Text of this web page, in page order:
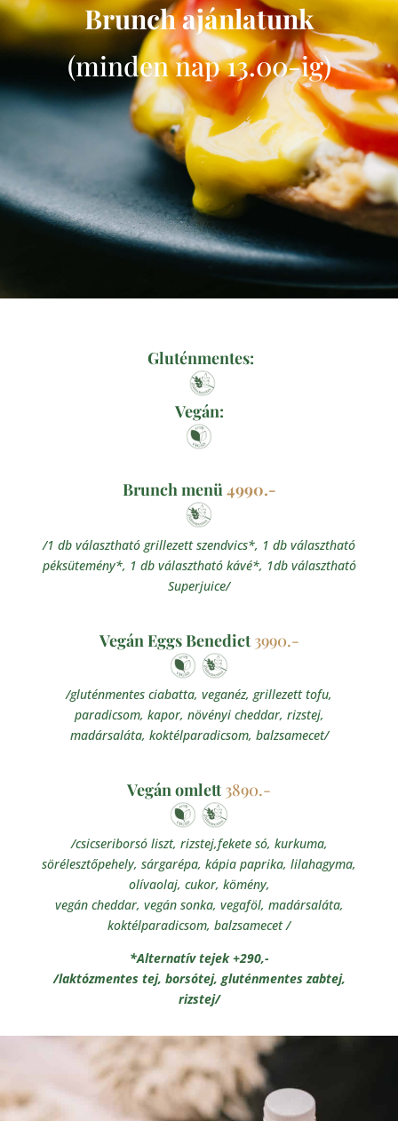
Brunch ajánlatunk
(minden nap 13.00-ig)
Gluténmentes:
Vegán:
Brunch menü4990.-
/1 db választható grillezett szendvics*, 1 db választható
péksütemény*, 1 db választható kávé*, 1db választható
Superjuice/
Vegán Eggs Benedict 3990.-
/gluténmentes ciabatta, veganéz, grillezett tofu,
paradicsom, kapor, növényi cheddar, rizstej,
madársaláta, koktélparadicsom, balzsamecet/
Vegán omlett 3890.-
/csicseriborsó liszt, rizstej,fekete só, kurkuma,
sörélesztőpehely, sárgarépa, kápia paprika, lilahagyma,
olívaolaj, cukor, kömény,
vegán cheddar, vegán sonka, vegaföl, madársaláta,
koktélparadicsom, balzsamecet /
*Alternatív tejek +290,-
/laktózmentes tej, borsótej, gluténmentes zabtej,
rizstej/